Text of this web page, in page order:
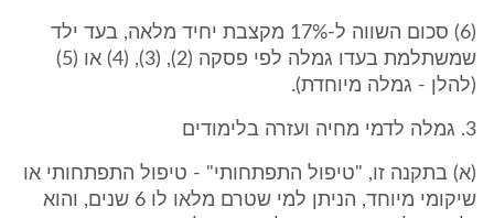
(6) סכום השווה ל-17% מקצבת יחיד מלאה, בעד ילד
שמשתלמת בעדו גמלה לפי פסקה (2), (3), (4) או (5)
(להלן - גמלה מיוחדת).
3. גמלה לדמי מחיה ועזרה בלימודים
(א) בתקנה זו, "טיפול התפתחותי" - טיפול התפתחותי או
שיקומי מיוחד, הניתן למי שטרם מלאו לו 6 שנים, והוא